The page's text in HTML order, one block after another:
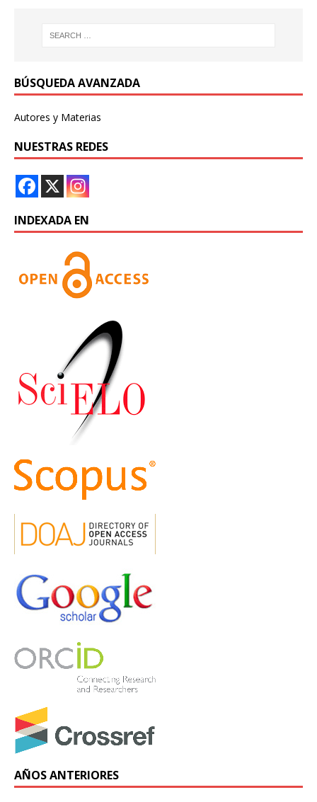
BÚSQUEDA AVANZADA
Autores y Materias
NUESTRAS REDES
INDEXADA EN
AÑOS ANTERIORES